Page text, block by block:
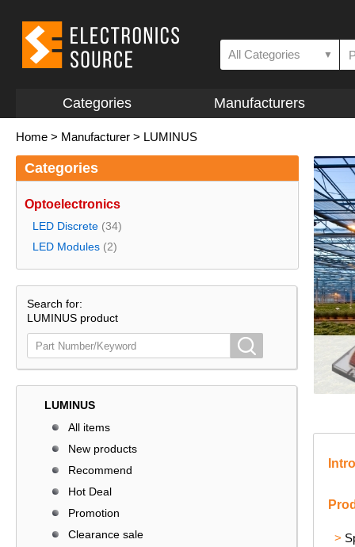
All Categories ▼
Categories Manufacturers
Home > Manufacturer > LUMINUS
Categories
Optoelectronics
LED Discrete (34)
LED Modules (2)
Search for:
LUMINUS product
LUMINUS
All items
New products
Recommend
Hot Deal
Promotion
Clearance sale
>